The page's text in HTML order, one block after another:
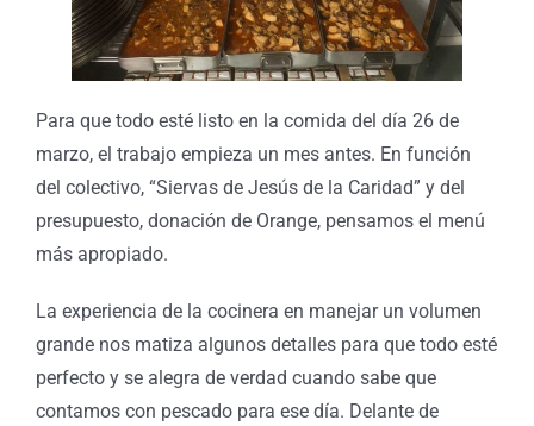
Para que todo esté listo en la comida del día 26 de
marzo, el trabajo empieza un mes antes. En función
del colectivo, “Siervas de Jesús de la Caridad” y del
presupuesto, donación de Orange, pensamos el menú
más apropiado.
La experiencia de la cocinera en manejar un volumen
grande nos matiza algunos detalles para que todo esté
perfecto y se alegra de verdad cuando sabe que
contamos con pescado para ese día. Delante de